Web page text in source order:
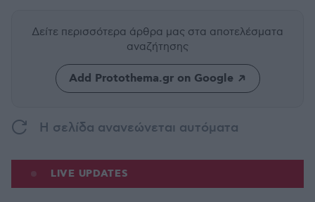
Δείτε περισσότερα άρθρα μας στα αποτελέσματα
αναζήτησης
Add Protothema.gr on Google
H σελίδα ανανεώνεται αυτόματα
LIVE UPDATES